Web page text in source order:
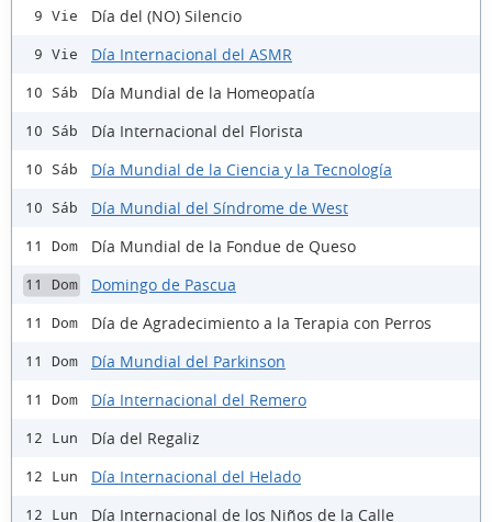
9 Vie Día del (NO) Silencio
9 Vie Día Internacional del ASMR
10 Sáb Día Mundial de la Homeopatía
10 Sáb Día Internacional del Florista
10 Sáb Día Mundial de la Ciencia y la Tecnología
10 Sáb Día Mundial del Síndrome de West
11 Dom Día Mundial de la Fondue de Queso
11 Dom Domingo de Pascua
11 Dom Día de Agradecimiento a la Terapia con Perros
11 Dom Día Mundial del Parkinson
11 Dom Día Internacional del Remero
12 Lun Día del Regaliz
12 Lun Día Internacional del Helado
12 Lun Día Internacional de los Niños de la Calle